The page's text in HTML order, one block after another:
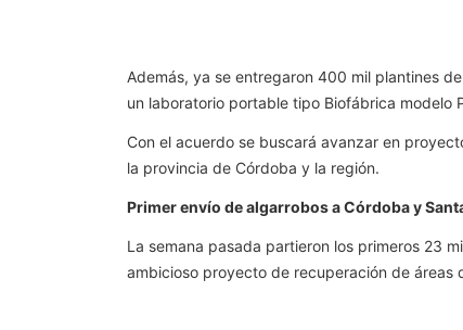
Además, ya se entregaron 400 mil plantines
un laboratorio portable tipo Biofábrica modelo
Con el acuerdo se buscará avanzar en
la provincia de Córdoba y la región.
Primer envío de algarrobos a Córdoba y
La semana pasada partieron los primeros 23
ambicioso proyecto de recuperación de áreas